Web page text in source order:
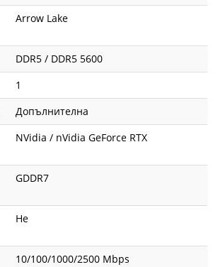
Arrow Lake
DDR5 / DDR5 5600
1
Допълнителна
NVidia / nVidia GeForce RTX
GDDR7
Не
10/100/1000/2500 Mbps